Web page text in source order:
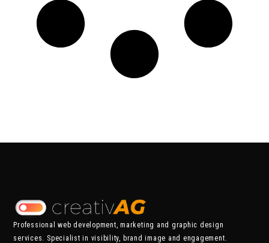
Professional web development, marketing and graphic design
services. Specialist in visibility, brand image and engagement.